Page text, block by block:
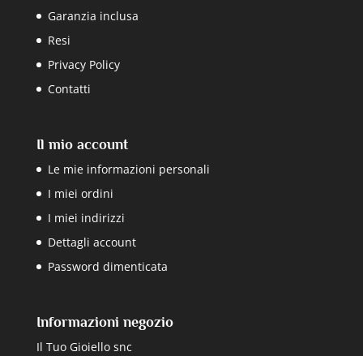
Garanzia inclusa
Resi
Privacy Policy
Contatti
Il mio account
Le mie informazioni personali
I miei ordini
I miei indirizzi
Dettagli account
Password dimenticata
Informazioni negozio
Il Tuo Gioiello snc